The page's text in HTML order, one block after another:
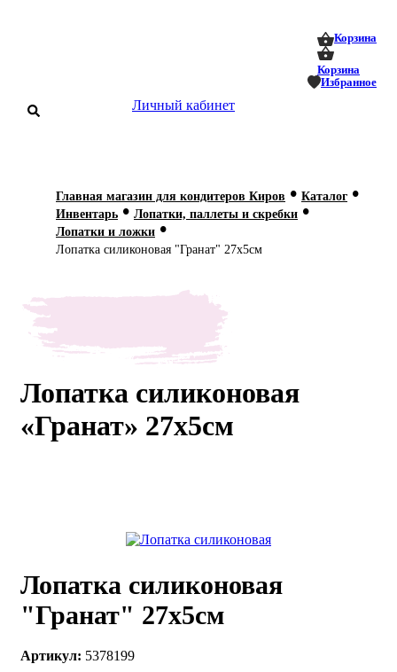
Корзина
Корзина
Избранное
Личный кабинет
О нас
Мастер-
классы
Главная магазин для кондитеров Киров • Каталог •
Инвентарь • Лопатки, паллеты и скребки •
Лопатки и ложки •
Лопатка силиконовая "Гранат" 27х5см
Лопатка силиконовая
«Гранат» 27х5см
Лопатка силиконовая
"Гранат" 27х5см
Артикул: 5378199